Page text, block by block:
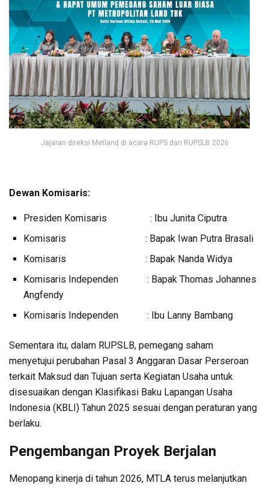
Jajaran direksi Metland di acara RUPS dan RUPSLB 2026
Dewan Komisaris:
Presiden Komisaris : Ibu Junita Ciputra
Komisaris : Bapak Iwan Putra Brasali
Komisaris : Bapak Nanda Widya
Komisaris Independen : Bapak Thomas Johannes
Angfendy
Komisaris Independen : Ibu Lanny Bambang
Sementara itu, dalam RUPSLB, pemegang saham
menyetujui perubahan Pasal 3 Anggaran Dasar Perseroan
terkait Maksud dan Tujuan serta Kegiatan Usaha untuk
disesuaikan dengan Klasifikasi Baku Lapangan Usaha
Indonesia (KBLI) Tahun 2025 sesuai dengan peraturan yang
berlaku.
Pengembangan Proyek Berjalan
Menopang kinerja di tahun 2026, MTLA terus melanjutkan